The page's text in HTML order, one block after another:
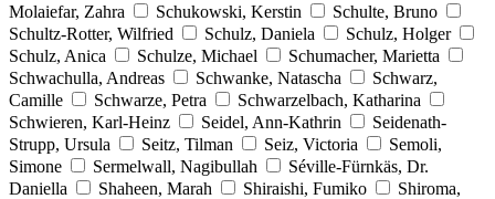
Molaiefar, Zahra
Schukowski, Kerstin
Schulte, Bruno
Schultz-Rotter, Wilfried
Schulz, Daniela
Schulz, Holger
Schulz, Anica
Schulze, Michael
Schumacher, Marietta
Schwachulla, Andreas
Schwanke, Natascha
Schwarz,
Camille
Schwarze, Petra
Schwarzelbach, Katharina
Schwieren, Karl-Heinz
Seidel, Ann-Kathrin
Seidenath-
Strupp, Ursula
Seitz, Tilman Seiz, Victoria
Semoli,
Simone
Sermelwall, Nagibullah
Séville-Fürnkäs, Dr.
Daniella
Shaheen, Marah Shiraishi, Fumiko
Shiroma,